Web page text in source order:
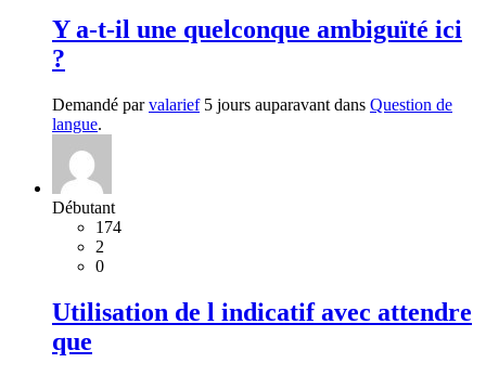
Y a-t-il une quelconque ambiguïté ici
?
Demandé parvalarief5 jours auparavant dans Question de
langue.
Débutant
174
2
0
Utilisation de l indicatif avec attendre
que